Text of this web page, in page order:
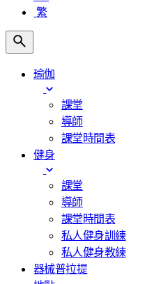
繁
瑜伽
課堂
導師
課堂時間表
健身
課堂
導師
課堂時間表
私人健身訓練
私人健身教練
器械普拉提